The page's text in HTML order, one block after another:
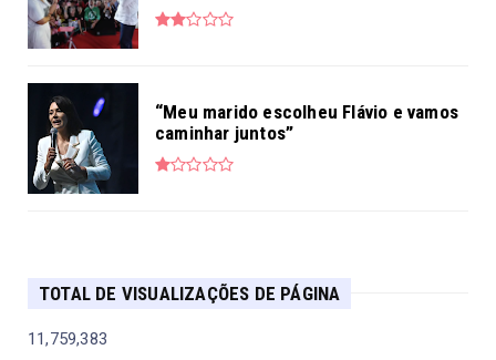
“Meu marido escolheu Flávio e vamos
caminhar juntos”
TOTAL DE VISUALIZAÇÕES DE PÁGINA
11,759,383